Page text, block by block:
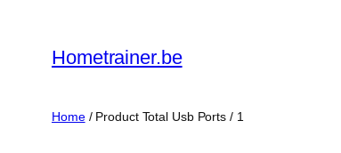
Hometrainer.be
Home/ Product Total Usb Ports / ‎1